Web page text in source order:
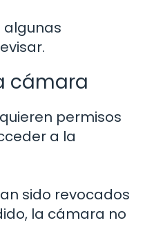
cámara
permisos
a la
sido revocados
la cámara no